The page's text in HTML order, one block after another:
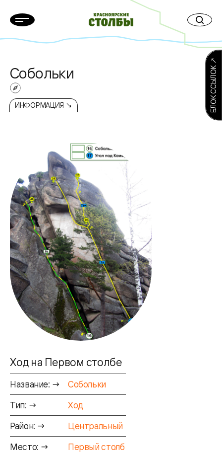
Собольки
ИНФОРМАЦИЯ ↘
Ход на Первом столбе
Название: →
Собольки
Тип: →
Ход
Район: →
Центральный
Место: →
Первый столб
БЛОК ССЫЛОК ↗